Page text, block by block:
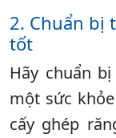
2. Chuẩn bị
tốt
Hãy chuẩn
một sức
cấy ghép